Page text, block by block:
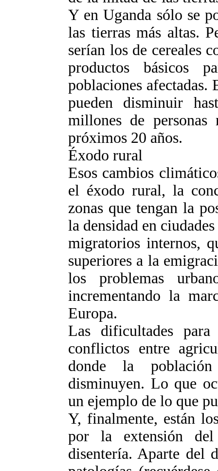
Y en Uganda sólo se
las tierras más altas.
serían los de cereales
productos básicos
poblaciones afectadas.
pueden disminuir
millones de
próximos 20 años.
Éxodo rural
Esos cambios
el éxodo rural, la
zonas que tengan la
la densidad en
migratorios internos,
superiores a la
los problemas
incrementando la
Europa.
Las dificultades para
conflictos entre
donde la
disminuyen. Lo que
un ejemplo de lo que
Y, finalmente, están
por la extensión
disentería. Aparte del